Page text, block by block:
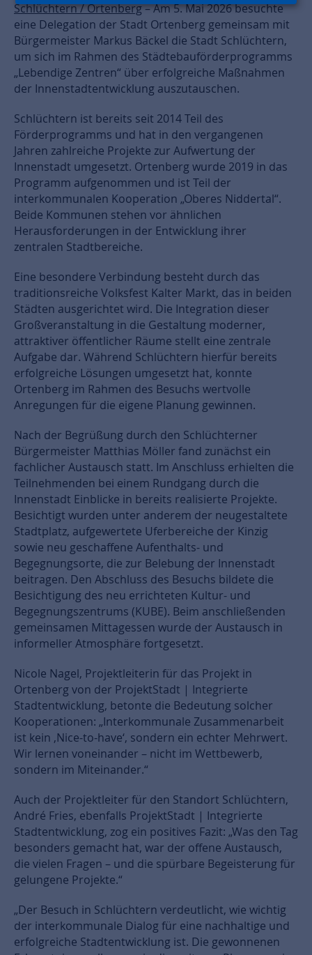
Schlüchtern / Ortenberg– Am 5. Mai 2026 besuchte
eine Delegation der Stadt Ortenberg gemeinsam mit
Bürgermeister Markus Bäckel die Stadt Schlüchtern,
um sich im Rahmen des Städtebauförderprogramms
„Lebendige Zentren“ über erfolgreiche Maßnahmen
der Innenstadtentwicklung auszutauschen.
Schlüchtern ist bereits seit 2014 Teil des
Förderprogramms und hat in den vergangenen
Jahren zahlreiche Projekte zur Aufwertung der
Innenstadt umgesetzt. Ortenberg wurde 2019 in das
Programm aufgenommen und ist Teil der
interkommunalen Kooperation „Oberes Niddertal“.
Beide Kommunen stehen vor ähnlichen
Herausforderungen in der Entwicklung ihrer
zentralen Stadtbereiche.
Eine besondere Verbindung besteht durch das
traditionsreiche Volksfest Kalter Markt, das in beiden
Städten ausgerichtet wird. Die Integration dieser
Großveranstaltung in die Gestaltung moderner,
attraktiver öffentlicher Räume stellt eine zentrale
Aufgabe dar. Während Schlüchtern hierfür bereits
erfolgreiche Lösungen umgesetzt hat, konnte
Ortenberg im Rahmen des Besuchs wertvolle
Anregungen für die eigene Planung gewinnen.
Nach der Begrüßung durch den Schlüchterner
Bürgermeister Matthias Möller fand zunächst ein
fachlicher Austausch statt. Im Anschluss erhielten die
Teilnehmenden bei einem Rundgang durch die
Innenstadt Einblicke in bereits realisierte Projekte.
Besichtigt wurden unter anderem der neugestaltete
Stadtplatz, aufgewertete Uferbereiche der Kinzig
sowie neu geschaffene Aufenthalts- und
Begegnungsorte, die zur Belebung der Innenstadt
beitragen. Den Abschluss des Besuchs bildete die
Besichtigung des neu errichteten Kultur- und
Begegnungszentrums (KUBE). Beim anschließenden
gemeinsamen Mittagessen wurde der Austausch in
informeller Atmosphäre fortgesetzt.
Nicole Nagel, Projektleiterin für das Projekt in
Ortenberg von der ProjektStadt | Integrierte
Stadtentwicklung, betonte die Bedeutung solcher
Kooperationen: „Interkommunale Zusammenarbeit
ist kein ‚Nice-to-have‘, sondern ein echter Mehrwert.
Wir lernen voneinander – nicht im Wettbewerb,
sondern im Miteinander.“
Auch der Projektleiter für den Standort Schlüchtern,
André Fries, ebenfalls ProjektStadt | Integrierte
Stadtentwicklung, zog ein positives Fazit: „Was den Tag
besonders gemacht hat, war der offene Austausch,
die vielen Fragen – und die spürbare Begeisterung für
gelungene Projekte.“
„Der Besuch in Schlüchtern verdeutlicht, wie wichtig
der interkommunale Dialog für eine nachhaltige und
erfolgreiche Stadtentwicklung ist. Die gewonnenen